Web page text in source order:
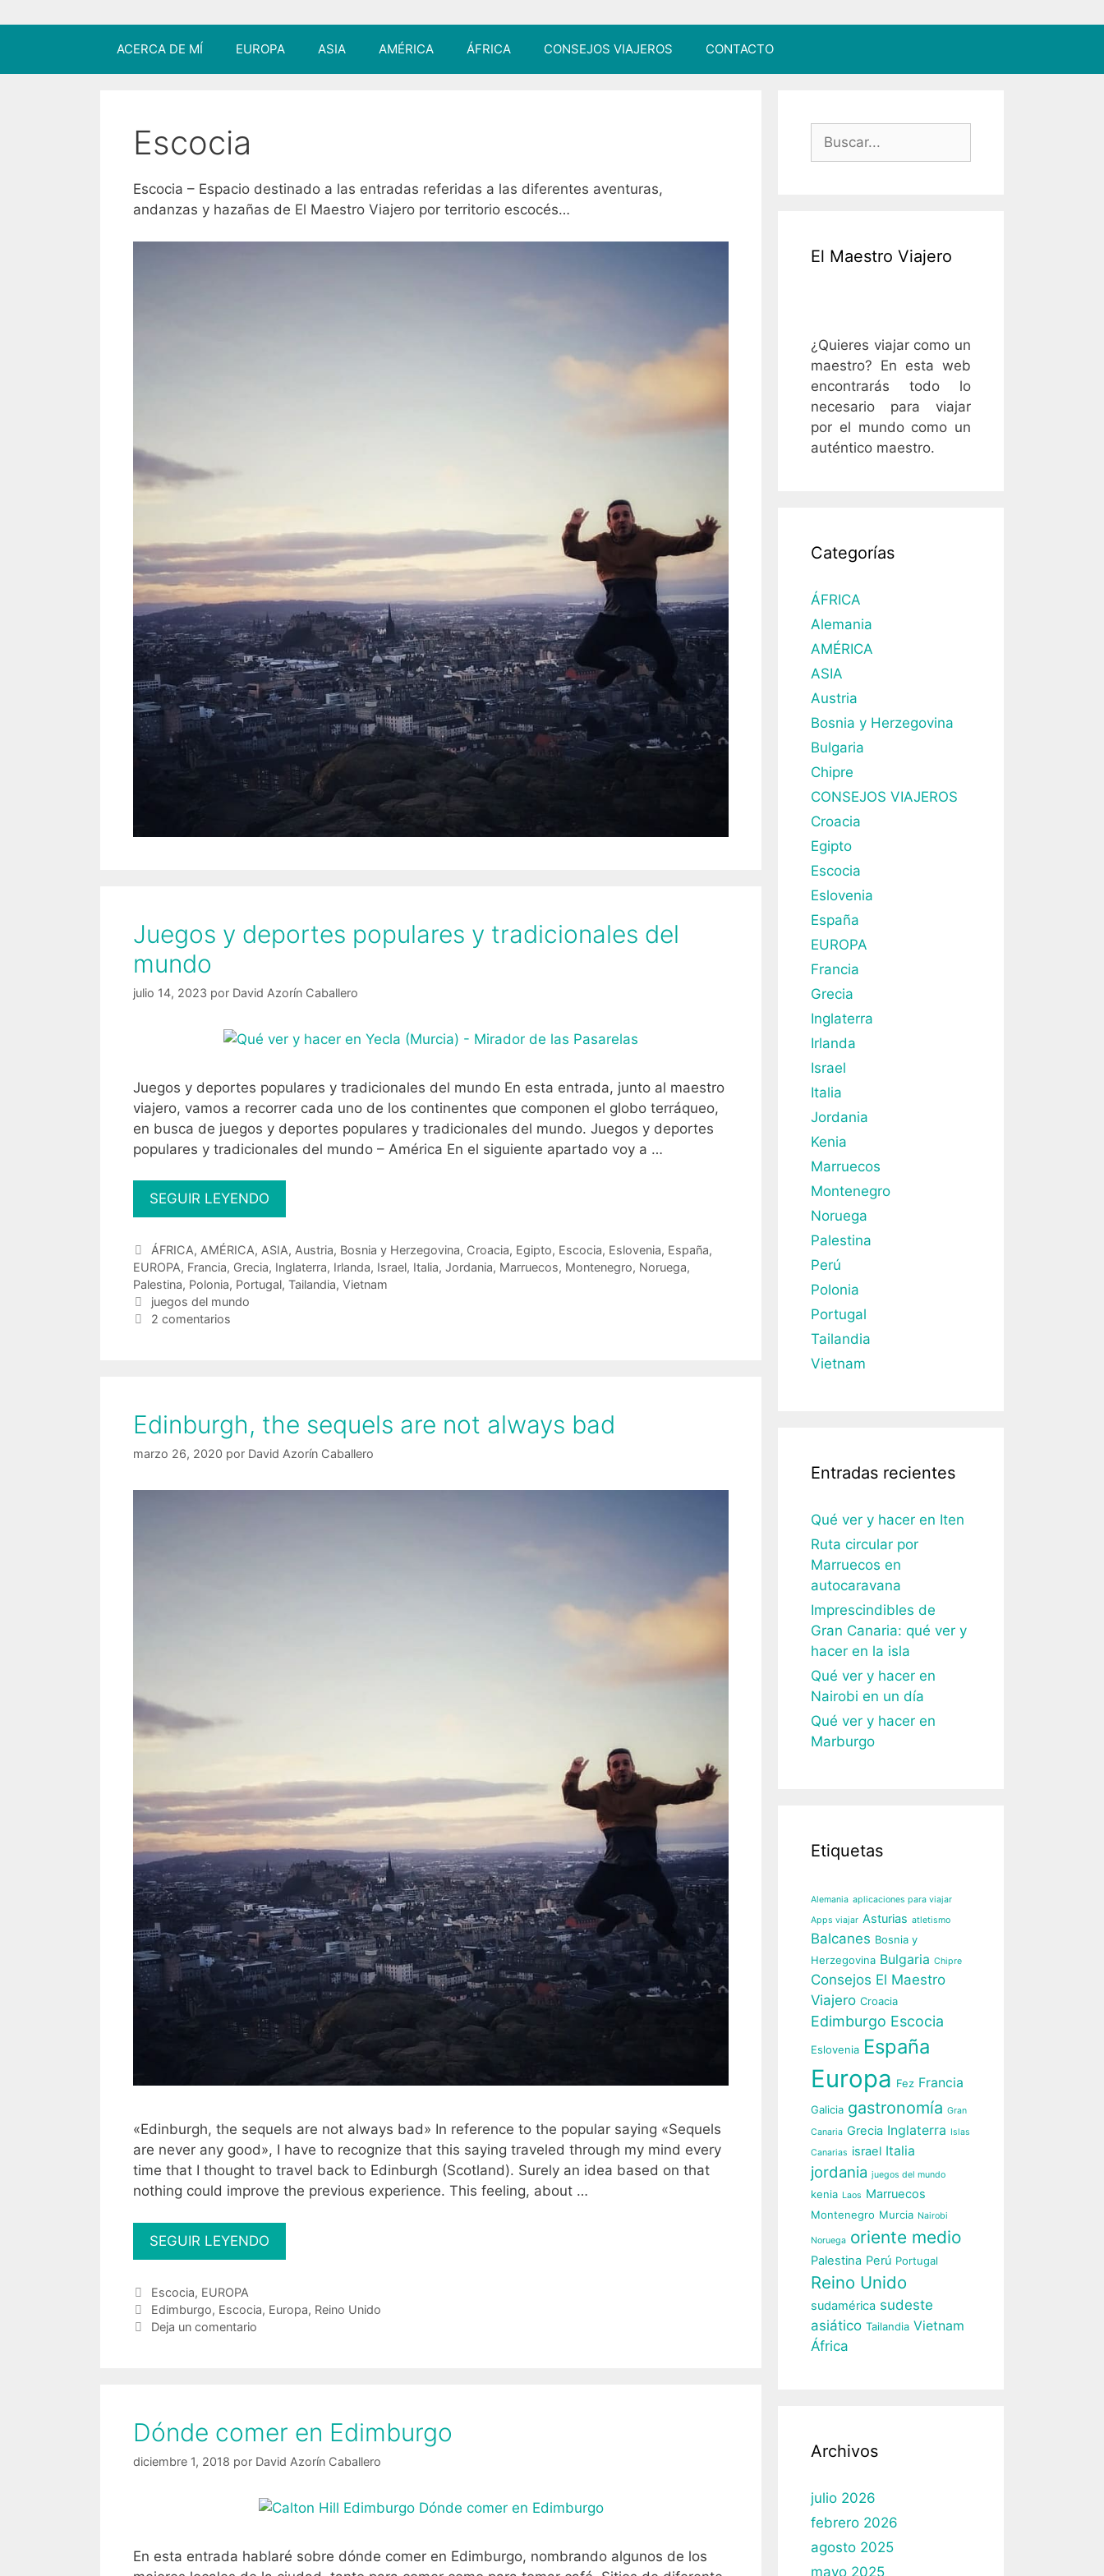
ACERCA DE MÍ EUROPA ASIA AMÉRICA ÁFRICA CONSEJOS VIAJEROS CONTACTO
Escocia
Escocia – Espacio destinado a las entradas referidas a las diferentes aventuras,
andanzas y hazañas de El Maestro Viajero por territorio escocés…
Juegos y deportes populares y tradicionales del
mundo
julio 14, 2023 por David Azorín Caballero
Juegos y deportes populares y tradicionales del mundo En esta entrada, junto al maestro
viajero, vamos a recorrer cada uno de los continentes que componen el globo terráqueo,
en busca de juegos y deportes populares y tradicionales del mundo. Juegos y deportes
populares y tradicionales del mundo – América En el siguiente apartado voy a …
SEGUIR LEYENDO
y
populares
y
Categorías
ÁFRICA, AMÉRICA, ASIA, Austria, Bosnia y Herzegovina, Croacia, Egipto, Escocia, Eslovenia, España,
EUROPA, Francia, Grecia, Inglaterra, Irlanda, Israel, Italia, Jordania, Marruecos, Montenegro, Noruega,
Palestina, Polonia, Portugal, Tailandia, Vietnam
Etiquetas
juegos del mundo
2 comentarios
Edinburgh, the sequels are not always bad
marzo 26, 2020 por David Azorín Caballero
«Edinburgh, the sequels are not always bad» In reference to the popular saying «Sequels
are never any good», I have to recognize that this saying traveled through my mind every
time that I thought to travel back to Edinburgh (Scotland). Surely an idea based on that
nothing could improve the previous experience. This feeling, about …
SEGUIR LEYENDO
the
are
Categorías
Escocia, EUROPA
Etiquetas
Edimburgo, Escocia, Europa, Reino Unido
Deja un comentario
Dónde comer en Edimburgo
diciembre 1, 2018 por David Azorín Caballero
En esta entrada hablaré sobre dónde comer en Edimburgo, nombrando algunos de los
Buscar:
El Maestro Viajero
¿Quieres viajar como un
maestro? En esta web
encontrarás todo lo
necesario para viajar
por el mundo como un
auténtico maestro.
Categorías
ÁFRICA
Alemania
AMÉRICA
ASIA
Austria
Bosnia y Herzegovina
Bulgaria
Chipre
CONSEJOS VIAJEROS
Croacia
Egipto
Escocia
Eslovenia
España
EUROPA
Francia
Grecia
Inglaterra
Irlanda
Israel
Italia
Jordania
Kenia
Marruecos
Montenegro
Noruega
Palestina
Perú
Polonia
Portugal
Tailandia
Vietnam
Entradas recientes
Qué ver y hacer en Iten
Ruta circular por
Marruecos en
autocaravana
Imprescindibles de
Gran Canaria: qué ver y
hacer en la isla
Qué ver y hacer en
Nairobi en un día
Qué ver y hacer en
Marburgo
Etiquetas
Alemania aplicaciones para viajar
Apps viajar Asturias atletismo
Balcanes Bosnia y
Herzegovina Bulgaria Chipre
Consejos El Maestro
Viajero Croacia
Edimburgo Escocia
Eslovenia España
Europa Fez Francia
Galicia gastronomía Gran
Canaria Grecia Inglaterra Islas
Canarias israel Italia
jordania juegos del mundo
kenia Laos Marruecos
Montenegro Murcia Nairobi
Noruega oriente medio
Palestina Perú Portugal
Reino Unido
sudamérica sudeste
asiático Tailandia Vietnam
África
Archivos
julio 2026
febrero 2026
agosto 2025
mayo 2025